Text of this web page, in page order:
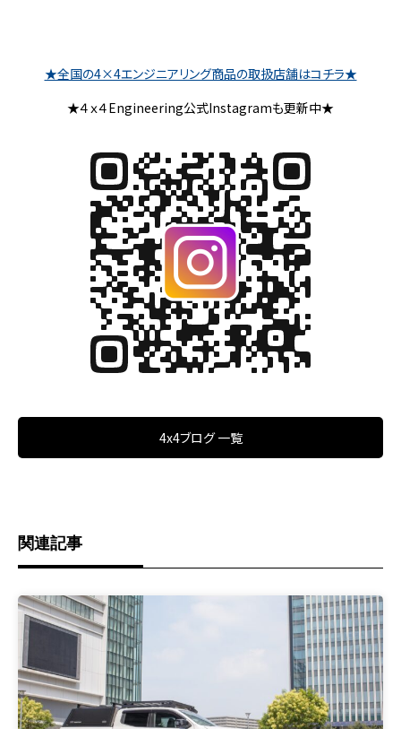
★全国の4×4エンジニアリング商品の取扱店舗はコチラ★
★４ｘ４Engineering公式Instagramも更新中★
4x4ブログ 一覧
関連記事